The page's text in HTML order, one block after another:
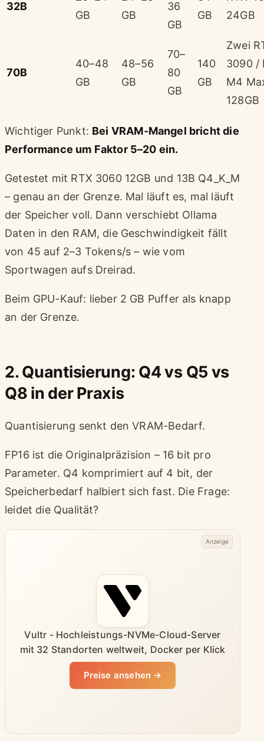
32B
GB
GB
36
GB
GB
24GB
70B
40–48
GB
48–56
GB
70–
80
GB
140
GB
Zwei
3090 /
M4
128GB
Wichtiger Punkt: Bei VRAM-Mangel bricht die
Performance um Faktor 5–20 ein.
Getestet mit RTX 3060 12GB und 13B Q4_K_M
– genau an der Grenze. Mal läuft es, mal läuft
der Speicher voll. Dann verschiebt Ollama
Daten in den RAM, die Geschwindigkeit fällt
von 45 auf 2–3 Tokens/s – wie vom
Sportwagen aufs Dreirad.
Beim GPU-Kauf: lieber 2 GB Puffer als knapp
an der Grenze.
2. Quantisierung: Q4 vs Q5 vs
Q8 in der Praxis
Quantisierung senkt den VRAM-Bedarf.
FP16 ist die Originalpräzision – 16 bit pro
Parameter. Q4 komprimiert auf 4 bit, der
Speicherbedarf halbiert sich fast. Die Frage:
leidet die Qualität?
Vultr - Hochleistungs-NVMe-Cloud-Server
mit 32 Standorten weltweit, Docker per Klick
Preise ansehen →
Anzeige